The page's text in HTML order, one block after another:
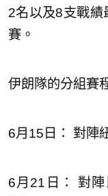
2名以及8支戰績
賽。
伊朗隊的分組賽
6月15日： 對陣
6月21日： 對